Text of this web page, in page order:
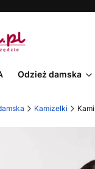
Odzież damska
Kamizelki